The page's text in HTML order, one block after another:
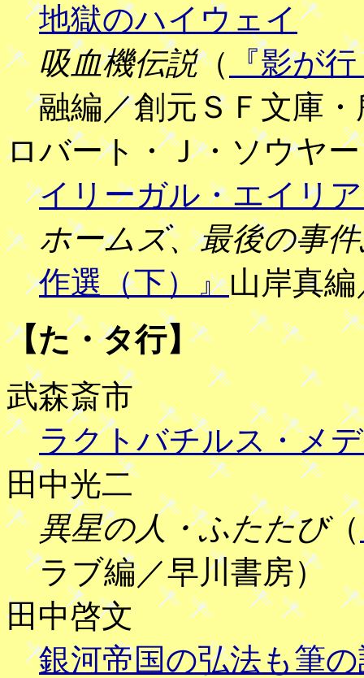
地獄のハイウェイ
吸血機伝説（
『影が
融編／創元ＳＦ文庫
ロバート・Ｊ・ソウヤー
イリーガル・エイリ
ホームズ、最後の事
作選（下）』山岸真
【た・タ行】
武森斎市
ラクトバチルス・メ
田中光二
異星の人・ふたたび（
ラブ編／早川書房）
田中啓文
銀河帝国の弘法も筆